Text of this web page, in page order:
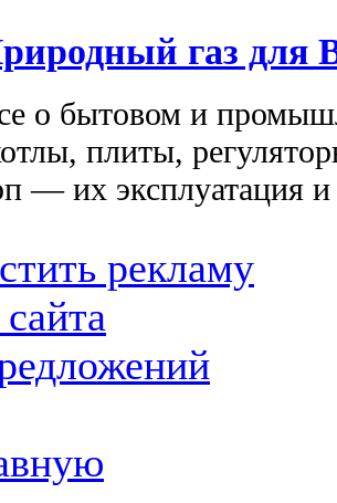
газ для
о бытовом и
плиты,
— их эксплуатация
рекламу